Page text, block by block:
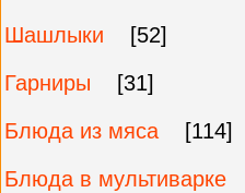
Шашлыки
[52]
Гарниры
[31]
Блюда из мяса
[114]
Блюда в мультиварке